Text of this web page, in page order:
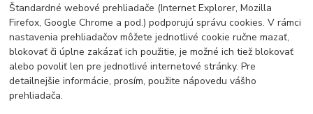
Štandardné webové prehliadače (Internet Explorer, Mozilla
Firefox, Google Chrome a pod.) podporujú správu cookies. V rámci
nastavenia prehliadačov môžete jednotlivé cookie ručne mazať,
blokovať či úplne zakázať ich použitie, je možné ich tiež blokovať
alebo povoliť len pre jednotlivé internetové stránky. Pre
detailnejšie informácie, prosím, použite nápovedu vášho
prehliadača.